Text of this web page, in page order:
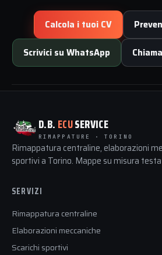
Calcola i tuoi CV
Scrivici su WhatsApp
D.B. ECUSERVICE
RIMAPPATURE · TORINO
Rimappatura centraline, elaborazioni
sportivi a Torino. Mappe su misura
SERVIZI
Rimappatura centraline
Elaborazioni meccaniche
Scarichi sportivi